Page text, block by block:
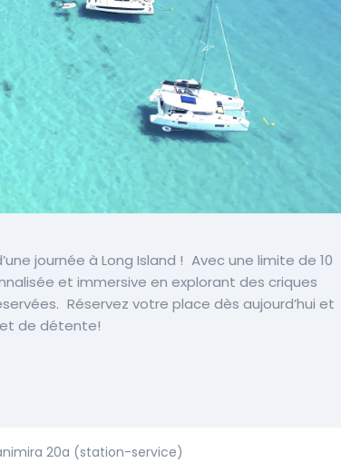
journée à Long Island ! Avec une limite de 10
et immersive en explorant des criques
Réservez votre place dès aujourd’hui et
de détente!
20a (station-service)